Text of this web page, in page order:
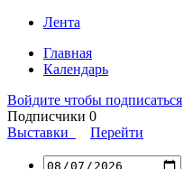
Лента
Главная
Календарь
Войдите чтобы подписаться
Подписчики 0
Выставки
Перейти